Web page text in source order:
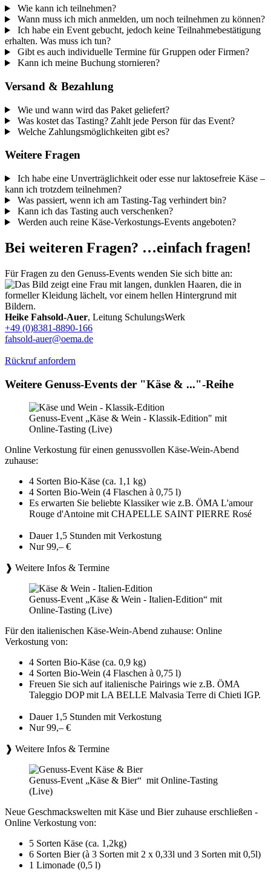
Wie kann ich teilnehmen?
Wann muss ich mich anmelden, um noch teilnehmen zu können?
Ich habe ein Event gebucht, jedoch keine Teilnahmebestätigung
erhalten. Was muss ich tun?
Gibt es auch individuelle Termine für Gruppen oder Firmen?
Kann ich meine Buchung stornieren?
Versand & Bezahlung
Wie und wann wird das Paket geliefert?
Was kostet das Tasting? Zahlt jede Person für das Event?
Welche Zahlungsmöglichkeiten gibt es?
Weitere Fragen
Ich habe eine Unverträglichkeit oder esse nur laktosefreie Käse –
kann ich trotzdem teilnehmen?
Was passiert, wenn ich am Tasting-Tag verhindert bin?
Kann ich das Tasting auch verschenken?
Werden auch reine Käse-Verkostungs-Events angeboten?
Bei weiteren Fragen? …einfach fragen!
Für Fragen zu den Genuss-Events wenden Sie sich bitte an:
Heike Fahsold-Auer, Leitung SchulungsWerk
+49 (0)8381-8890-166
fahsold-auer@oema.de
Rückruf anfordern
Weitere Genuss-Events der "Käse & ..."-Reihe
Genuss-Event „Käse & Wein - Klassik-Edition" mit
Online-Tasting (Live)
Online Verkostung für einen genussvollen Käse-Wein-Abend
zuhause:
4 Sorten Bio-Käse (ca. 1,1 kg)
4 Sorten Bio-Wein (4 Flaschen à 0,75 l)
Es erwarten Sie beliebte Klassiker wie z.B. ÖMA L'amour
Rouge d'Antoine mit CHAPELLE SAINT PIERRE Rosé
Dauer 1,5 Stunden mit Verkostung
Nur 99,– €
❱ Weitere Infos & Termine
Genuss-Event „Käse & Wein - Italien-Edition“ mit
Online-Tasting (Live)
Für den italienischen Käse-Wein-Abend zuhause: Online
Verkostung von:
4 Sorten Bio-Käse (ca. 0,9 kg)
4 Sorten Bio-Wein (4 Flaschen à 0,75 l)
Freuen Sie sich auf italienische Pairings wie z.B. ÖMA
Taleggio DOP mit LA BELLE Malvasia Terre di Chieti IGP.
Dauer 1,5 Stunden mit Verkostung
Nur 99,– €
❱ Weitere Infos & Termine
Genuss-Event „Käse & Bier“ mit Online-Tasting
(Live)
Neue Geschmackswelten mit Käse und Bier zuhause erschließen -
Online Verkostung von:
5 Sorten Käse (ca. 1,2kg)
6 Sorten Bier (à 3 Sorten mit 2 x 0,33l und 3 Sorten mit 0,5l)
1 Limonade (0,5 l)